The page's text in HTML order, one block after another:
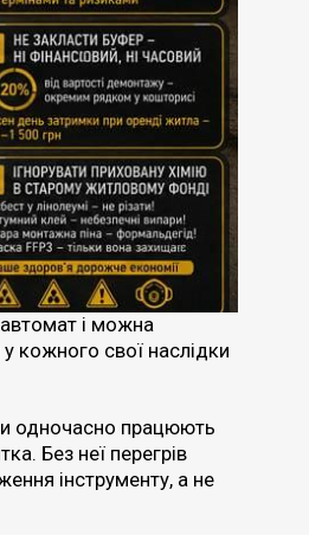
і можна
кожного свої наслідки
одночасно працюють
Без неї перегрів
інструменту, а не